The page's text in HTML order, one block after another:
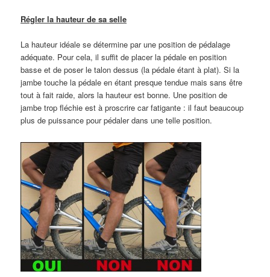
Régler la hauteur de sa selle
La hauteur idéale se détermine par une position de pédalage
adéquate. Pour cela, il suffit de placer la pédale en position
basse et de poser le talon dessus (la pédale étant à plat). Si la
jambe touche la pédale en étant presque tendue mais sans être
tout à fait raide, alors la hauteur est bonne. Une position de
jambe trop fléchie est à proscrire car fatigante : il faut beaucoup
plus de puissance pour pédaler dans une telle position.